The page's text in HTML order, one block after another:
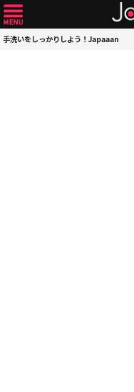
手洗いをしっかりしよう！Japaaan